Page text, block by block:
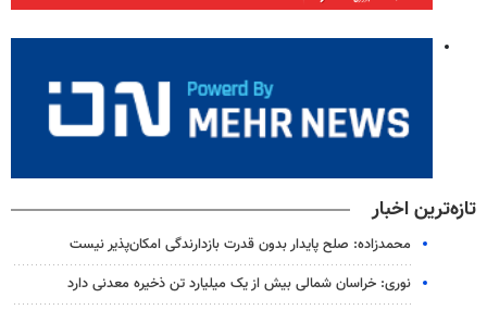
تازه‌ترین اخبار
محمدزاده: صلح پایدار بدون قدرت بازدارندگی امکان‌پذیر نیست
نوری: خراسان شمالی بیش از یک میلیارد تن ذخیره معدنی دارد